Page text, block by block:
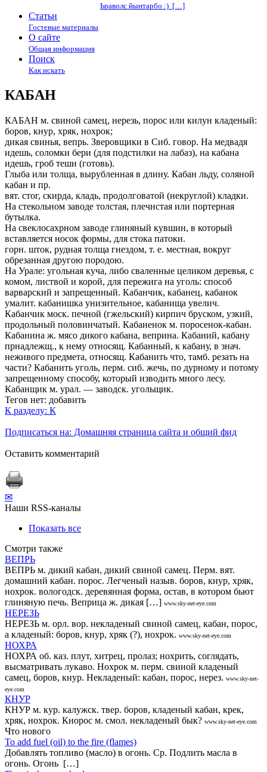
Ьраволс йынтарбо :) […]
Статьи
Гостевые материалы
О сайте
Общая информация
Поиск
Как искать
КАБАН
КАБАН м. свиной самец, нерезь, порос или килун кладеный:
боров, кнур, хряк, нохрок;
дикая свинья, вепрь. Зверовщики в Сиб. говор. На медвадя
идешь, соломки бери (для подстилки на лабаз), на кабана
идешь, гроб теши (готовь).
Глыба или толща, вырубленная в длину. Кабан льду, соляной
кабан и пр.
вят. стог, скирда, кладь, продолговатой (некруглой) кладки.
На стекольном заводе толстая, плечистая или портерная
бутылка.
На свеклосахрном заводе глиняный кувшин, в который
вставляется носок формы, для стока патоки.
горн. шток, рудная толща гнездом, т. е. местная, вокруг
обрезанная другою породою.
На Урале: угольная куча, либо сваленные целиком деревья, с
комом, листвой и корой, для пережига на уголь: способ
варварский и запрещенный. Кабанчик, кабанец, кабанок
умалит. кабанишка унизительное, кабанища увелич.
Кабанчик моск. печной (гжельский) кирпич бруском, узкий,
продольный половинчатый. Кабаненок м. поросенок-кабан.
Кабанина ж. мясо дикого кабана, веприна. Кабаний, кабану
прнадлежщ., к нему относящ. Кабанный, к кабану, в знач.
неживого предмета, относящ. Кабанить что, тамб. резать на
части? Кабанить уголь, перм. сиб. жечь, по дурному и потому
запрещенному способу, который изводить много лесу.
Кабанщик м. урал. — заводск. угольщик.
Тегов нет: добавить
К разделу: К
Подписаться на: Домашняя страница сайта и общий фид
Оставить комментарий
✉
Наши RSS-каналы
Показать все
Смотри также
ВЕПРЬ
ВЕПРЬ м. дикий кабан, дикий свиной самец. Перм. вят.
домашний кабан. порос. Легченый назыв. боров, кнур, хряк,
нохрок. вологодск. деревянная форма, остав, в котором бьют
глиняную печь. Веприца ж. дикая […] www.sky-net-eye.com
НЕРЕЗЬ
НЕРЕЗЬ м. орл. вор. некладеный свиной самец, кабан, порос,
а кладеный: боров, кнур, хряк (?), нохрок. www.sky-net-eye.com
НОХРА
НОХРА об. каз. плут, хитрец, пролаз; нохрить, соглядать,
высматривать лукаво. Нохрок м. перм. свиной кладеный
самец, боров, кнур. Некладеный: кабан, порос, нерез. www.sky-net-
eye.com
КНУР
КНУР м. кур. калужск. твер. боров, кладеный кабан, крек,
хряк, нохрок. Кнорос м. смол. некладеный бык? www.sky-net-eye.com
Что нового
То add fuel (oil) to the fire (flames)
Добавлять топливо (масло) в огонь. Ср. Подлить масла в
огонь. Огонь […]